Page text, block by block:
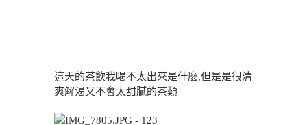
這天的茶飲我喝不太出來是什麼,但是是很清
爽解渴又不會太甜膩的茶類